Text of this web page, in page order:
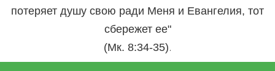
потеряет душу свою ради Меня и Евангелия, тот
сбережет ее"
(Мк. 8:34-35).